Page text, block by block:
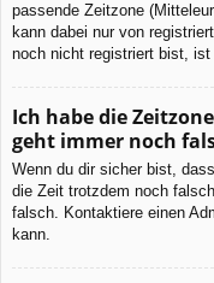
passende Zeitzone
kann dabei nur von
noch nicht registriert bist,
Ich habe die
geht immer noch
Wenn du dir sicher bist,
die Zeit trotzdem noch
falsch. Kontaktiere einen
kann.